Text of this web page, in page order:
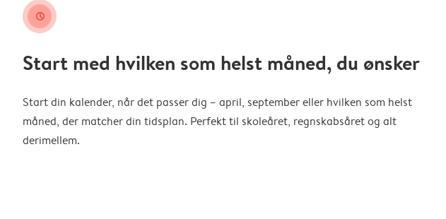
clock
Start med hvilken som helst måned, du ønsker
Start din kalender, når det passer dig – april, september eller hvilken som helst
måned, der matcher din tidsplan. Perfekt til skoleåret, regnskabsåret og alt
derimellem.